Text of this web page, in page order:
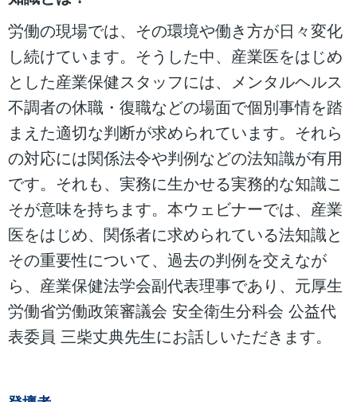
労働の現場では、その環境や働き方が日々変化
し続けています。そうした中、産業医をはじめ
とした産業保健スタッフには、メンタルヘルス
不調者の休職・復職などの場面で個別事情を踏
まえた適切な判断が求められています。それら
の対応には関係法令や判例などの法知識が有用
です。それも、実務に生かせる実務的な知識こ
そが意味を持ちます。本ウェビナーでは、産業
医をはじめ、関係者に求められている法知識と
その重要性について、過去の判例を交えなが
ら、産業保健法学会副代表理事であり、元厚生
労働省労働政策審議会 安全衛生分科会 公益代
表委員 三柴丈典先生にお話しいただきます。